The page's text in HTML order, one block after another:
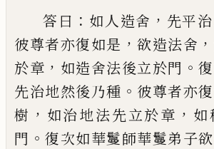
答曰 ： 如人造舍 ， 先平治
彼尊者亦復如是 ，欲造法舍 ，
於章 ， 如造舍法後立於門 。
先治地然後乃種 。 彼尊者亦
樹 ， 如治地法先立於章 ， 如
門 。復次如華鬘師華鬘弟子